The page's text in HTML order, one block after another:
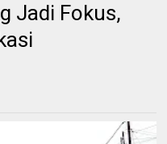
Jadi Fokus,